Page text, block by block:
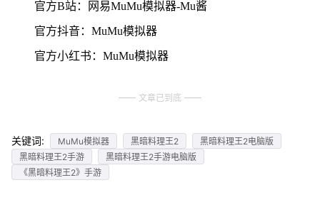
官方B站：网易MuMu模拟器-Mu酱
官方抖音：MuMu模拟器
官方小红书：MuMu模拟器
文章已到底
关键词: MuMu模拟器 黑暗料理王2
黑暗料理王2电脑版
黑暗料理王2手游
黑暗料理王2手游电脑版
《黑暗料理王2》手游